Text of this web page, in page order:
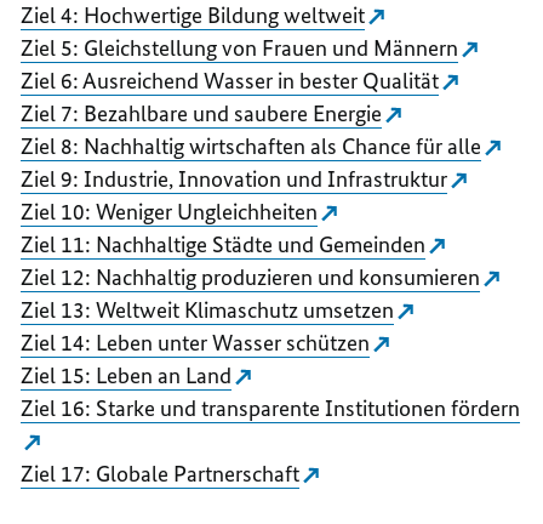
Ziel 4: Hochwertige Bildung weltweit
Ziel 5: Gleichstellung von Frauen und Männern
Ziel 6: Ausreichend Wasser in bester Qualität
Ziel 7: Bezahlbare und saubere Energie
Ziel 8: Nachhaltig wirtschaften als Chance für alle
Ziel 9: Industrie, Innovation und Infrastruktur
Ziel 10: Weniger Ungleichheiten
Ziel 11: Nachhaltige Städte und Gemeinden
Ziel 12: Nachhaltig produzieren und konsumieren
Ziel 13: Weltweit Klimaschutz umsetzen
Ziel 14: Leben unter Wasser schützen
Ziel 15: Leben an Land
Ziel 16: Starke und transparente Institutionen fördern
Ziel 17: Globale Partnerschaft